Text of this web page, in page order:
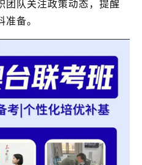
团队关注政策动态，提醒
备。